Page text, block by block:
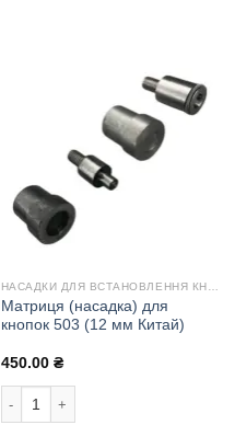
НАСАДКИ ДЛЯ ВСТАНОВЛЕННЯ КНОПОК
Матриця (насадка) для
кнопок 503 (12 мм Китай)
450.00 ₴